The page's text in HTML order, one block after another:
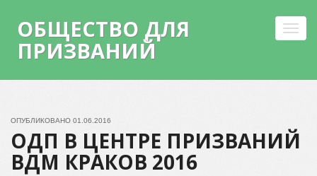
ОБЩЕСТВО ДЛЯ
ПРИЗВАНИЙ
content
ОПУБЛИКОВАНО 01.06.2016
ОДП В ЦЕНТРЕ ПРИЗВАНИЙ
ВДМ КРАКОВ 2016